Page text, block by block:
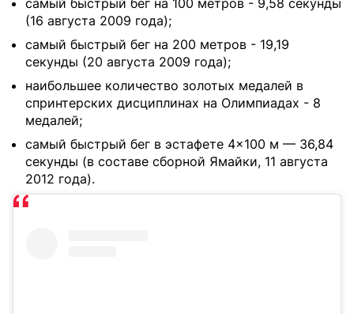
самый быстрый бег на 100 метров - 9,58 секунды
(16 августа 2009 года);
самый быстрый бег на 200 метров - 19,19
секунды (20 августа 2009 года);
наибольшее количество золотых медалей в
спринтерских дисциплинах на Олимпиадах - 8
медалей;
самый быстрый бег в эстафете 4×100 м — 36,84
секунды (в составе сборной Ямайки, 11 августа
2012 года).